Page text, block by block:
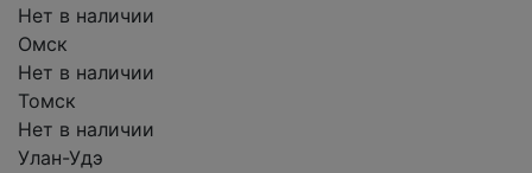
Нет в наличии
Омск
Нет в наличии
Томск
Нет в наличии
Улан-Удэ